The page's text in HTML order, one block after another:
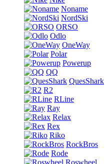
Noname
NordSki
ORSO
Odlo
OneWay
Polar
Powerup
QQ
QuesShark
R2
RLine
Ray
Relax
Rex
Riko
RockBros
Rode
Roswheel